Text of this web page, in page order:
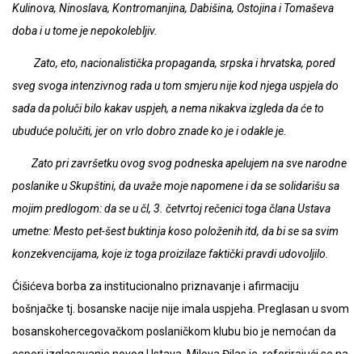
Kulinova, Ninoslava, Kontromanjina, Dabišina, Ostojina i Tomaševa
doba i u tome je nepokolebljiv.
Zato, eto, nacionalistička propaganda, srpska i hrvatska, pored
sveg svoga intenzivnog rada u tom smjeru nije kod njega uspjela do
sada da poluči bilo kakav uspjeh, a nema nikakva izgleda da će to
ubuduće polučiti, jer on vrlo dobro znade ko je i odakle je.
Zato pri završetku ovog svog podneska apelujem na sve narodne
poslanike u Skupštini, da uvaže moje napomene i da se solidarišu sa
mojim predlogom: da se u čl, 3. četvrtoj rečenici toga člana Ustava
umetne: Mesto pet-šest buktinja koso položenih itd, da bi se sa svim
konzekvencijama, koje iz toga proizilaze faktički pravdi udovoljilo.
Ćišićeva borba za institucionalno priznavanje i afirmaciju
bošnjačke tj. bosanske nacije nije imala uspjeha. Preglasan u svom
bosanskohercegovačkom poslaničkom klubu bio je nemoćan da